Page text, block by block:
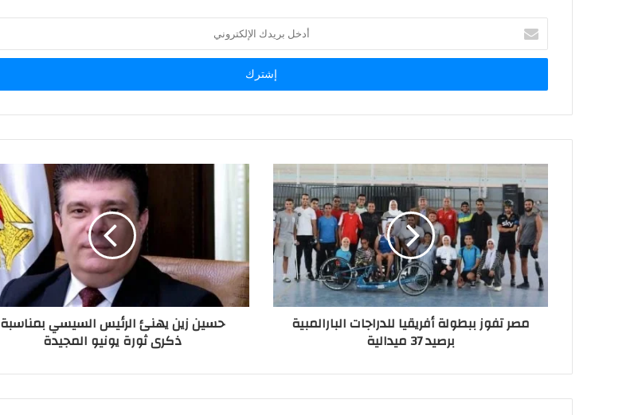
أدخل
بريدك
الإلكتروني
مصر تفوز ببطولة أفريقيا للدراجات البارالمبية
برصيد 37 ميدالية
حسين زين يهنئ الرئيس السيسي بمناسبة
ذكرى ثورة يونيو المجيدة